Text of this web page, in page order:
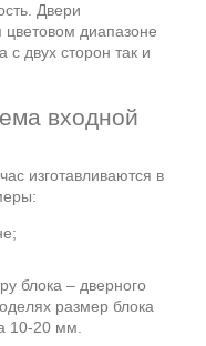
Двери
диапазоне
с двух сторон так и
входной
изготавливаются в
блока – дверного
размер блока
10-20 мм.